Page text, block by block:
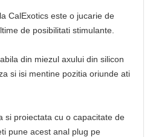
CalExotics este o jucarie de
de posibilitati stimulante.
din miezul axului din silicon
si isi mentine pozitia oriunde ati
si proiectata cu o capacitate de
pune acest anal plug pe